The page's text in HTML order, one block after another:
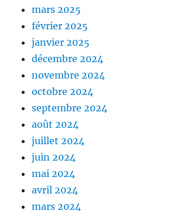
mars 2025
février 2025
janvier 2025
décembre 2024
novembre 2024
octobre 2024
septembre 2024
août 2024
juillet 2024
juin 2024
mai 2024
avril 2024
mars 2024